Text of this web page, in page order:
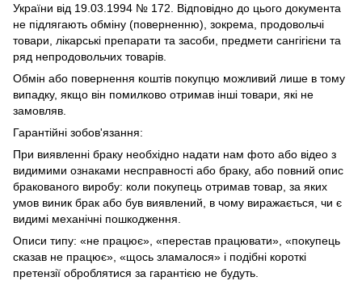
України від 19.03.1994 № 172. Відповідно до цього документа
не підлягають обміну (поверненню), зокрема, продовольчі
товари, лікарські препарати та засоби, предмети сангігієни та
ряд непродовольчих товарів.
Обмін або повернення коштів покупцю можливий лише в тому
випадку, якщо він помилково отримав інші товари, які не
замовляв.
Гарантійні зобов'язання:
При виявленні браку необхідно надати нам фото або відео з
видимими ознаками несправності або браку, або повний опис
бракованого виробу: коли покупець отримав товар, за яких
умов виник брак або був виявлений, в чому виражається, чи є
видимі механічні пошкодження.
Описи типу: «не працює», «перестав працювати», «покупець
сказав не працює», «щось зламалося» і подібні короткі
претензії оброблятися за гарантією не будуть.